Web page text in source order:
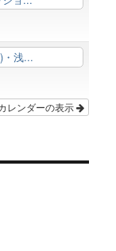
・浅...
レンダーの表示